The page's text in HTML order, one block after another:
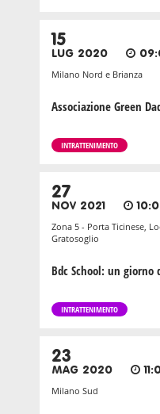
15
LUG 2020
Milano Nord e Brianza
Associazione Green
INTRATTENIMENTO
27
NOV 2021
Zona 5 - Porta Ticinese,
Gratosoglio
Bdc School: un giorno
INTRATTENIMENTO
23
MAG 2020
Milano Sud